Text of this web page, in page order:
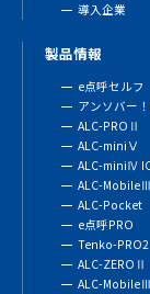
導入企業
製品情報
e点呼セルフ
アンソバー
ALC-PROⅡ
ALC-miniⅤ
ALC-miniⅣ
ALC-MobileⅢ
ALC-Pocket
e点呼PRO
Tenko-PRO2
ALC-ZEROⅡ
ALC-